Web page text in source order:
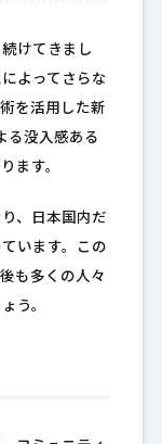
けてきまし
よってさらな
を活用した新
る没入感ある
ます。
、日本国内だ
います。この
も多くの人々
う。